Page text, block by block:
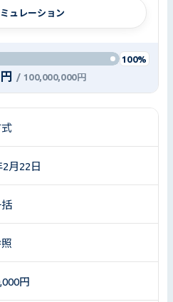
ュレーション
100%
/ 100,000,000円
月22日
円